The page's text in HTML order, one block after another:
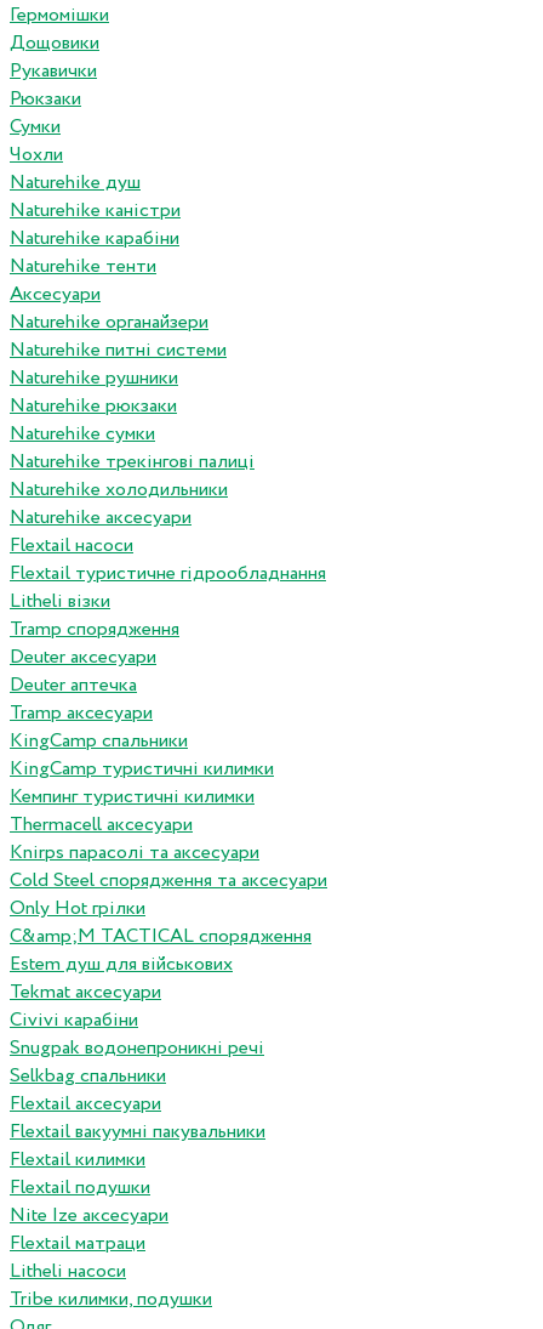
Гермомішки
Дощовики
Рукавички
Рюкзаки
Сумки
Чохли
Naturehike душ
Naturehike каністри
Naturehike карабіни
Naturehike тенти
Аксесуари
Naturehike органайзери
Naturehike питні системи
Naturehike рушники
Naturehike рюкзаки
Naturehike сумки
Naturehike трекінгові палиці
Naturehike холодильники
Naturehike аксесуари
Flextail насоси
Flextail туристичне гідрообладнання
Litheli візки
Tramp спорядження
Deuter аксесуари
Deuter аптечка
Tramp аксесуари
KingCamp спальники
KingCamp туристичні килимки
Кемпинг туристичні килимки
Thermacell аксесуари
Knirps парасолі та аксесуари
Cold Steel спорядження та аксесуари
Only Hot грілки
C&amp;M TACTICAL спорядження
Estem душ для військових
Tekmat аксесуари
Сivivi карабіни
Snugpak водонепроникні речі
Selkbag спальники
Flextail аксесуари
Flextail вакуумні пакувальники
Flextail килимки
Flextail подушки
Nite Ize аксесуари
Flextail матраци
Litheli насоси
Tribe килимки, подушки